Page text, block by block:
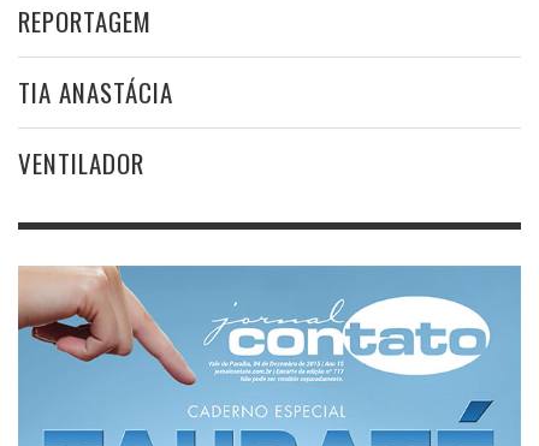
REPORTAGEM
TIA ANASTÁCIA
VENTILADOR